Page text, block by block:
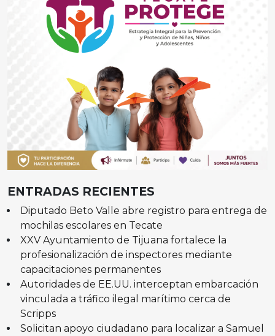
ENTRADAS RECIENTES
Diputado Beto Valle abre registro para entrega de
mochilas escolares en Tecate
XXV Ayuntamiento de Tijuana fortalece la
profesionalización de inspectores mediante
capacitaciones permanentes
Autoridades de EE.UU. interceptan embarcación
vinculada a tráfico ilegal marítimo cerca de
Scripps
Solicitan apoyo ciudadano para localizar a Samuel